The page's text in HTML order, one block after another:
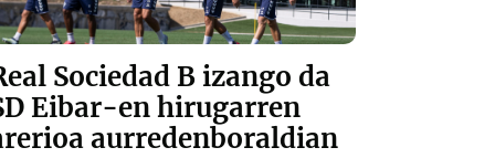
Sociedad B izango da
Eibar-en hirugarren
aurredenboraldian